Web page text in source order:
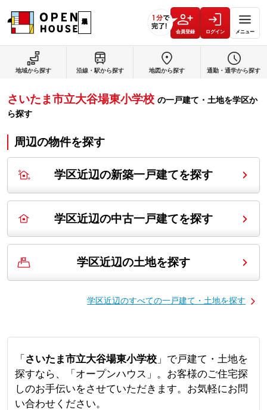
会員登録 ログイン メニュー
地域から探す 沿線・駅から探す 地図から探す 通勤・通学から探す
さいたま市立大谷場東小学校 の一戸建て・土地を学区か
ら探す
周辺の物件を探す
学区近辺の新築一戸建てを探す
学区近辺の中古一戸建てを探す
学区近辺の土地を探す
学区近辺のすべての一戸建て・土地を探す
「 さいたま市立大谷場東小学校」で戸建て・土地を
探すなら、「オープンハウス」。お客様のご住宅探
しのお手伝いをさせていただきます。お気軽にお問
い合わせください。